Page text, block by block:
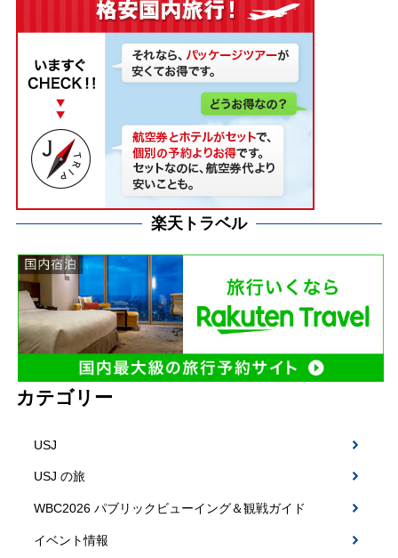
楽天トラベル
カテゴリー
USJ
USJ の旅
WBC2026 パブリックビューイング＆観戦ガイド
イベント情報